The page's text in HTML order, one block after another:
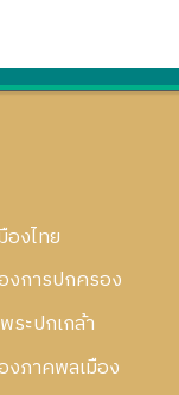
องไทย
งการปกครอง
ระปกเกล้า
งภาคพลเมือง